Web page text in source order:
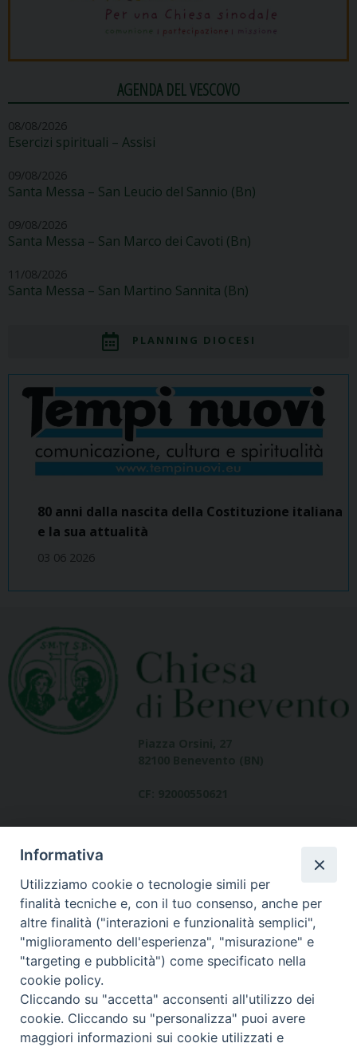
AGENDA DEL VESCOVO
08/08/2026
Esercizi spirituali – Assisi
09/08/2026
Santa Messa – San Leucio del Sannio (Bn)
09/08/2026
Santa Messa – San Marco dei Cavoti (Bn)
11/08/2026
Santa Messa – San Martino Sannita (Bn)
PLANNING DIOCESI
80 anni dalla nascita della Costituzione italiana
e la sua attualità
03 06 2026
Dove siamo
contatti
Area riservata
Informativa
Utilizziamo cookie o tecnologie simili per
finalità tecniche e, con il tuo consenso, anche per
altre finalità ("interazioni e funzionalità semplici",
"miglioramento dell'esperienza", "misurazione" e
"targeting e pubblicità") come specificato nella
cookie policy.
Cliccando su "accetta" acconsenti all'utilizzo dei
cookie. Cliccando su "personalizza" puoi avere
maggiori informazioni sui cookie utilizzati e